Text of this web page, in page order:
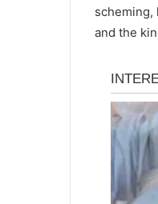
scheming,
and the